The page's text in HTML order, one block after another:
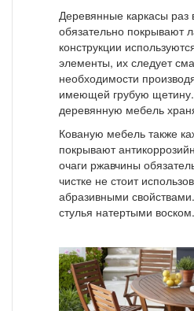
Деревянные каркасы раз
обязательно покрывают
конструкции
элементы, их следует
необходимости
имеющей грубую
деревянную мебель
Кованую мебель также
покрывают
очаги ржавчины
чистке не стоит
абразивными
стулья натертыми воском.